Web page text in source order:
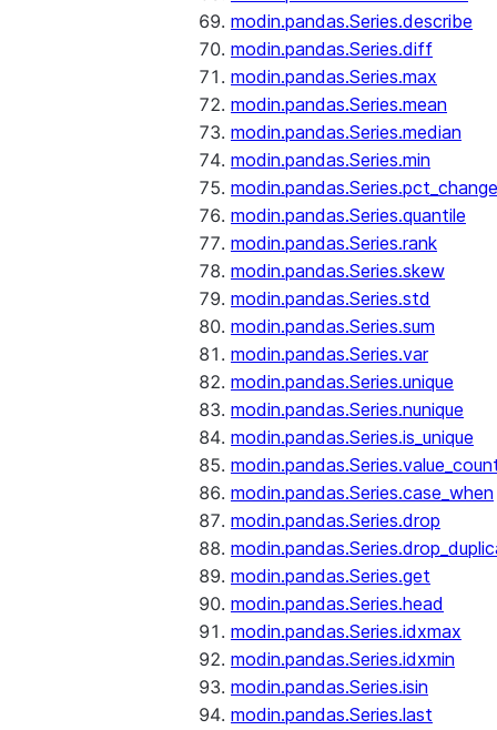
modin.pandas.Series.describe
modin.pandas.Series.diff
modin.pandas.Series.max
modin.pandas.Series.mean
modin.pandas.Series.median
modin.pandas.Series.min
modin.pandas.Series.pct_change
modin.pandas.Series.quantile
modin.pandas.Series.rank
modin.pandas.Series.skew
modin.pandas.Series.std
modin.pandas.Series.sum
modin.pandas.Series.var
modin.pandas.Series.unique
modin.pandas.Series.nunique
modin.pandas.Series.is_unique
modin.pandas.Series.case_when
modin.pandas.Series.drop
modin.pandas.Series.get
modin.pandas.Series.head
modin.pandas.Series.idxmax
modin.pandas.Series.idxmin
modin.pandas.Series.isin
modin.pandas.Series.last